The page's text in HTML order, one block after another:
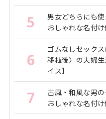
5
男女どちらにも
おしゃれな名付
6
ゴムなしセック
移植後〉の夫婦
イス】
7
古風・和風な男
おしゃれな名付